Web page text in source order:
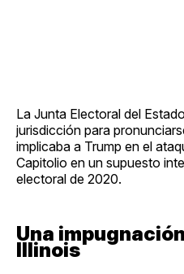
La Junta Electoral del
jurisdicción para
implicaba a Trump en el
Capitolio en un supuesto
electoral de 2020.
Una
Illinois